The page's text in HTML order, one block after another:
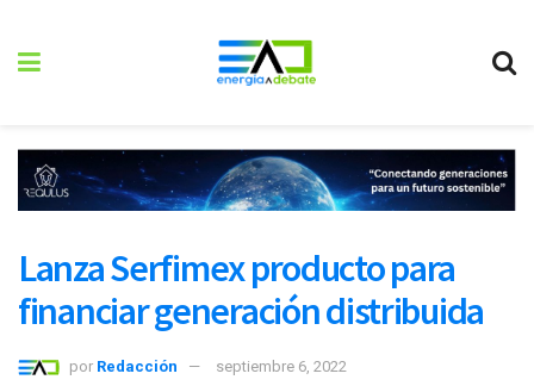
Lanza Serfimex producto para
financiar generación distribuida
por Redacción septiembre 6, 2022